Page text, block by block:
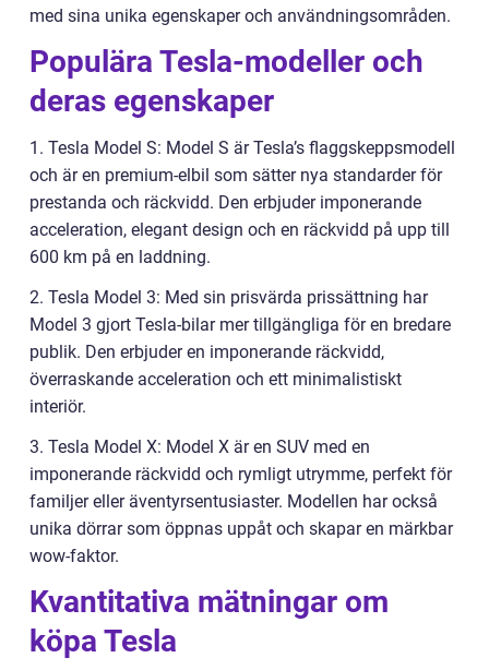
med sina unika egenskaper och användningsområden.
Populära Tesla-modeller och
deras egenskaper
1. Tesla Model S: Model S är Tesla’s flaggskeppsmodell
och är en premium-elbil som sätter nya standarder för
prestanda och räckvidd. Den erbjuder imponerande
acceleration, elegant design och en räckvidd på upp till
600 km på en laddning.
2. Tesla Model 3: Med sin prisvärda prissättning har
Model 3 gjort Tesla-bilar mer tillgängliga för en bredare
publik. Den erbjuder en imponerande räckvidd,
överraskande acceleration och ett minimalistiskt
interiör.
3. Tesla Model X: Model X är en SUV med en
imponerande räckvidd och rymligt utrymme, perfekt för
familjer eller äventyrsentusiaster. Modellen har också
unika dörrar som öppnas uppåt och skapar en märkbar
wow-faktor.
Kvantitativa mätningar om
köpa Tesla